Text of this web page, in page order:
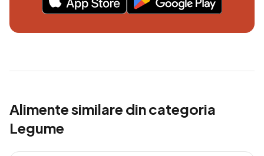
Alimente similare din categoria
Legume